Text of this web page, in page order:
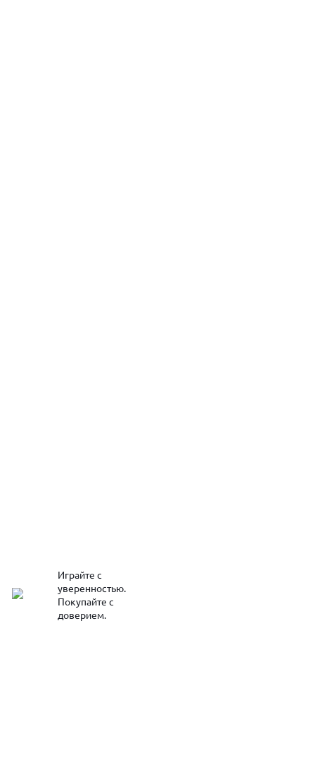
Играйте с
уверенностью.
Покупайте с
доверием.